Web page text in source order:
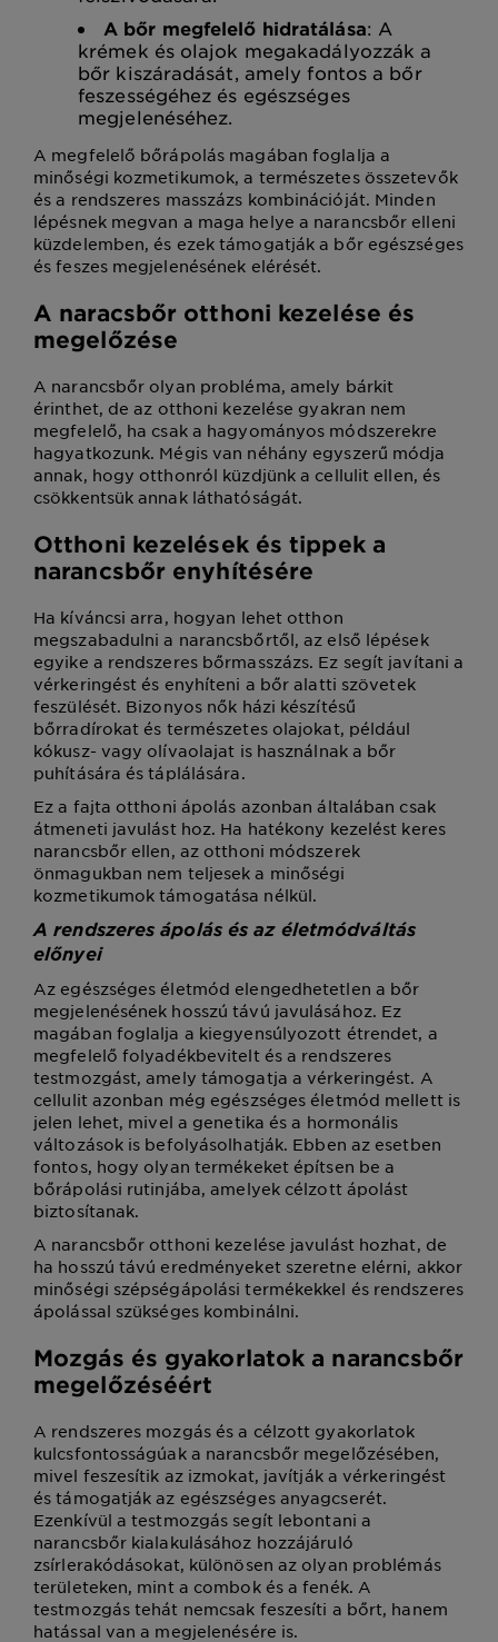
A bőr megfelelő hidratálása: A
krémek és olajok megakadályozzák a
bőr kiszáradását, amely fontos a bőr
feszességéhez és egészséges
megjelenéséhez.
A megfelelő bőrápolás magában foglalja a
minőségi kozmetikumok, a természetes összetevők
és a rendszeres masszázs kombinációját. Minden
lépésnek megvan a maga helye a narancsbőr elleni
küzdelemben, és ezek támogatják a bőr egészséges
és feszes megjelenésének elérését.
A naracsbőr otthoni kezelése és
megelőzése
A narancsbőr olyan probléma, amely bárkit
érinthet, de az otthoni kezelése gyakran nem
megfelelő, ha csak a hagyományos módszerekre
hagyatkozunk. Mégis van néhány egyszerű módja
annak, hogy otthonról küzdjünk a cellulit ellen, és
csökkentsük annak láthatóságát.
Otthoni kezelések és tippek a
narancsbőr enyhítésére
Ha kíváncsi arra, hogyan lehet otthon
megszabadulni a narancsbőrtől, az első lépések
egyike a rendszeres bőrmasszázs. Ez segít javítani a
vérkeringést és enyhíteni a bőr alatti szövetek
feszülését. Bizonyos nők házi készítésű
bőrradírokat és természetes olajokat, például
kókusz- vagy olívaolajat is használnak a bőr
puhítására és táplálására.
Ez a fajta otthoni ápolás azonban általában csak
átmeneti javulást hoz. Ha hatékony kezelést keres
narancsbőr ellen, az otthoni módszerek
önmagukban nem teljesek a minőségi
kozmetikumok támogatása nélkül.
A rendszeres ápolás és az életmódváltás
előnyei
Az egészséges életmód elengedhetetlen a bőr
megjelenésének hosszú távú javulásához. Ez
magában foglalja a kiegyensúlyozott étrendet, a
megfelelő folyadékbevitelt és a rendszeres
testmozgást, amely támogatja a vérkeringést. A
cellulit azonban még egészséges életmód mellett is
jelen lehet, mivel a genetika és a hormonális
változások is befolyásolhatják. Ebben az esetben
fontos, hogy olyan termékeket építsen be a
bőrápolási rutinjába, amelyek célzott ápolást
biztosítanak.
A narancsbőr otthoni kezelése javulást hozhat, de
ha hosszú távú eredményeket szeretne elérni, akkor
minőségi szépségápolási termékekkel és rendszeres
ápolással szükséges kombinálni.
Mozgás és gyakorlatok a narancsbőr
megelőzéséért
A rendszeres mozgás és a célzott gyakorlatok
kulcsfontosságúak a narancsbőr megelőzésében,
mivel feszesítik az izmokat, javítják a vérkeringést
és támogatják az egészséges anyagcserét.
Ezenkívül a testmozgás segít lebontani a
narancsbőr kialakulásához hozzájáruló
zsírlerakódásokat, különösen az olyan problémás
területeken, mint a combok és a fenék. A
testmozgás tehát nemcsak feszesíti a bőrt, hanem
hatással van a megjelenésére is.